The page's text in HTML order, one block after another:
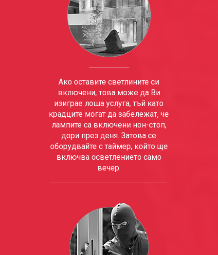
Ако оставите светлините си
включени, това може да Ви
изиграе лоша услуга, тъй като
крадците могат да забележат, че
лампите са включени нон-стоп,
дори през деня. Затова се
оборудвайте с таймер, който ще
включва осветлението само
вечер.